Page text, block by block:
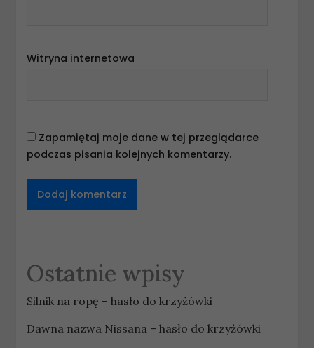
Witryna internetowa
Zapamiętaj moje dane w tej przeglądarce
podczas pisania kolejnych komentarzy.
Ostatnie wpisy
Silnik na ropę – hasło do krzyżówki
Dawna nazwa Nissana – hasło do krzyżówki